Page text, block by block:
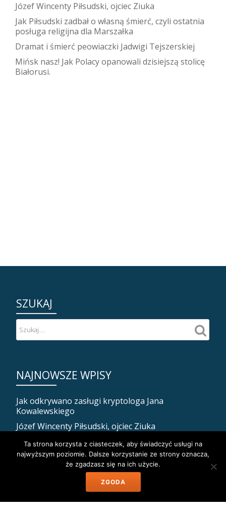
Józef Wincenty Piłsudski, ojciec Ziuka
Jak Piłsudski zadbał o własną śmierć, czyli ostatnia
posługa religijna dla Marszałka
Dramat i śmierć peowiaczki Jadwigi Tejszerskiej
Mińsk nasz! Jak Polacy opanowali dzisiejszą stolicę
Białorusi.
SZUKAJ
NAJNOWSZE WPISY
Jak odkrywano zasługi kryptologa Jana
Kowalewskiego
Józef Wincenty Piłsudski, ojciec Ziuka
Jak Piłsudski zadbał o własną śmierć, czyli ostatnia
posługa religijna dla Marszałka
Dramat i śmierć peowiaczki Jadwigi Tejszerskiej
Mińsk nasz! Jak Polacy opanowali dzisiejszą stolicę
Ta strona korzysta z ciasteczek, aby świadczyć usługi na
najwyższym poziomie. Dalsze korzystanie ze strony oznacza,
że zgadzasz się na ich użycie.
ZGODA